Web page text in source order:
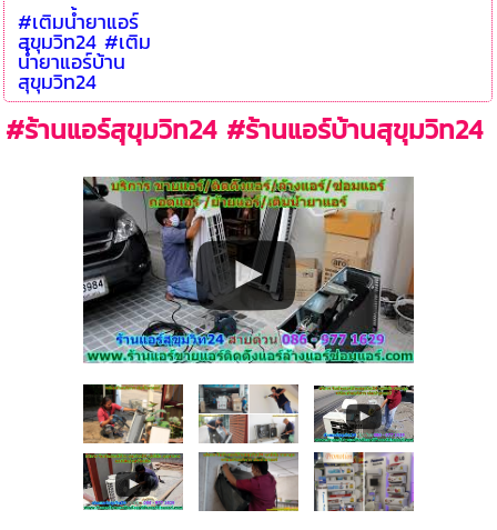
#เติมน้ำยาแอร์
สุขุมวิท24 #เติม
น้ำยาแอร์บ้าน
สุขุมวิท24
#ร้านแอร์สุขุมวิท24 #ร้านแอร์บ้านสุขุมวิท24